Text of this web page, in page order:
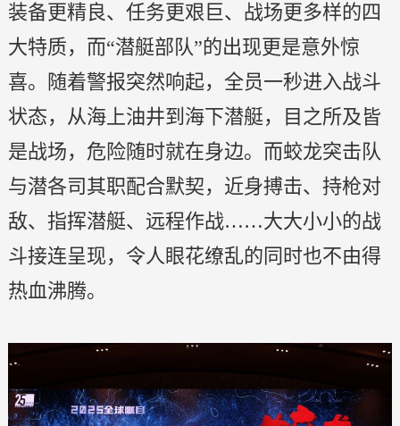
装备更精良、任务更艰巨、战场更多样的四
大特质，而“潜艇部队”的出现更是意外惊
喜。随着警报突然响起，全员一秒进入战斗
状态，从海上油井到海下潜艇，目之所及皆
是战场，危险随时就在身边。而蛟龙突击队
与潜各司其职配合默契，近身搏击、持枪对
敌、指挥潜艇、远程作战……大大小小的战
斗接连呈现，令人眼花缭乱的同时也不由得
热血沸腾。